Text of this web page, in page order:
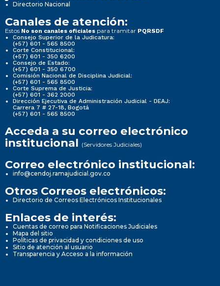
Directorio Nacional
Canales de atención:
Estos No son canales oficiales para tramitar PQRSDF
Consejo Superior de la Judicatura:
(+57) 601 - 565 8500
Corte Constitucional:
(+57) 601 - 350 6200
Consejo de Estado:
(+57) 601 - 350 6700
Comisión Nacional de Disciplina Judicial:
(+57) 601 - 565 8500
Corte Suprema de Justicia:
(+57) 601 - 362 2000
Dirección Ejecutiva de Administración Judicial - DEAJ:
Carrera 7 # 27-18, Bogotá
(+57) 601 - 565 8500
Acceda a su correo electrónico
institucional (Servidores Judiciales)
Correo electrónico institucional:
info@cendoj.ramajudicial.gov.co
Otros Correos electrónicos:
Directorio de Correos Electrónicos Institucionales
Enlaces de interés:
Cuentas de correo para Notificaciones Judiciales
Mapa del sitio
Políticas de privacidad y condiciones de uso
Sitio de atención al usuario
Transparencia y Acceso a la información